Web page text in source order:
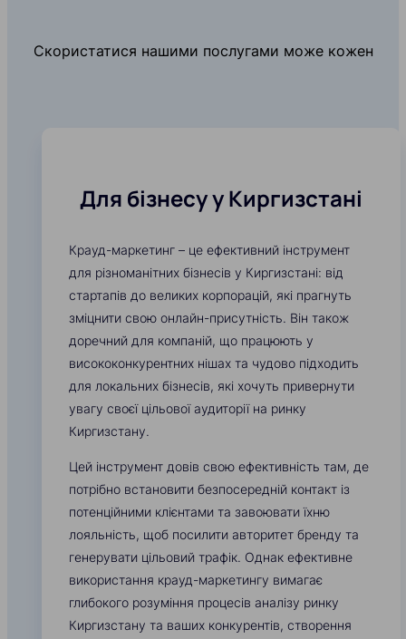
Скористатися нашими послугами може кожен
Для бізнесу у Киргизстані
Крауд-маркетинг – це ефективний інструмент
для різноманітних бізнесів у Киргизстані: від
стартапів до великих корпорацій, які прагнуть
зміцнити свою онлайн-присутність. Він також
доречний для компаній, що працюють у
висококонкурентних нішах та чудово підходить
для локальних бізнесів, які хочуть привернути
увагу своєї цільової аудиторії на ринку
Киргизстану.
Цей інструмент довів свою ефективність там, де
потрібно встановити безпосередній контакт із
потенційними клієнтами та завоювати їхню
лояльність, щоб посилити авторитет бренду та
генерувати цільовий трафік. Однак ефективне
використання крауд-маркетингу вимагає
глибокого розуміння процесів аналізу ринку
Киргизстану та ваших конкурентів, створення